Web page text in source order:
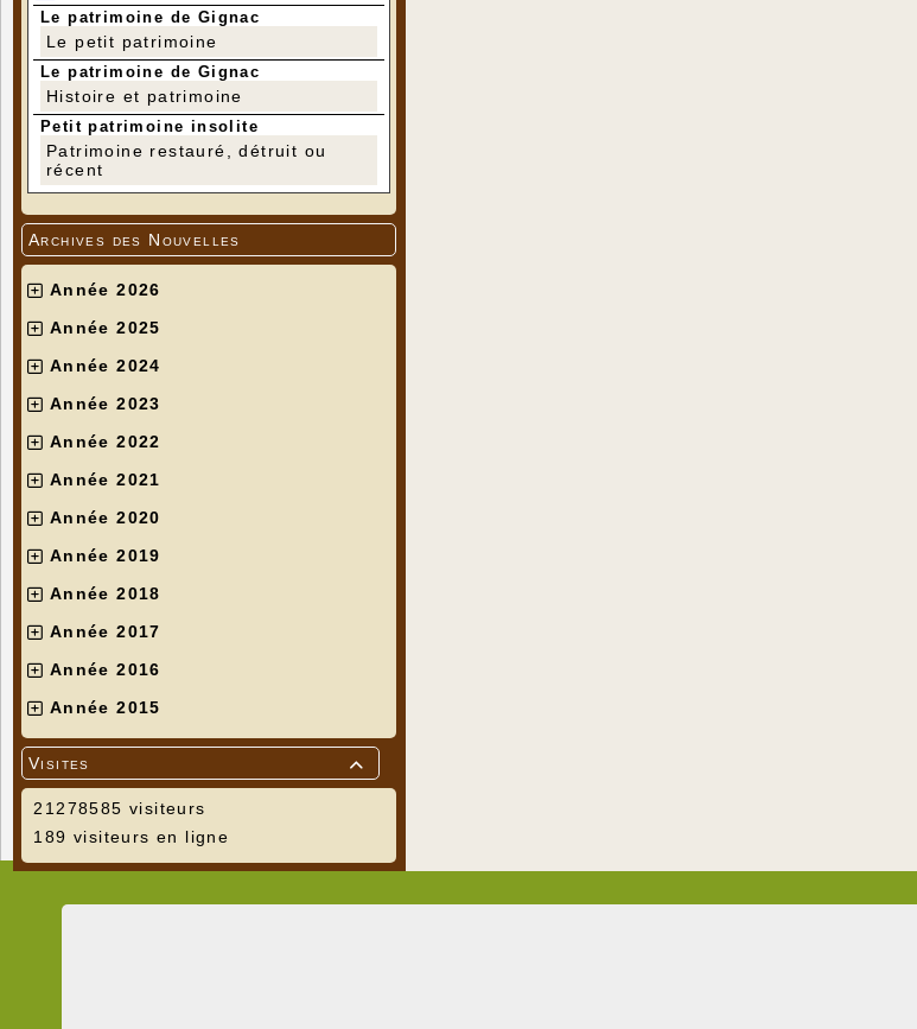
Le patrimoine de Gignac
Le petit patrimoine
Le patrimoine de Gignac
Histoire et patrimoine
Petit patrimoine insolite
Patrimoine restauré, détruit ou
récent
Archives des Nouvelles
Année 2026
Année 2025
Année 2024
Année 2023
Année 2022
Année 2021
Année 2020
Année 2019
Année 2018
Année 2017
Année 2016
Année 2015

Visites
21278585 visiteurs
189 visiteurs en ligne